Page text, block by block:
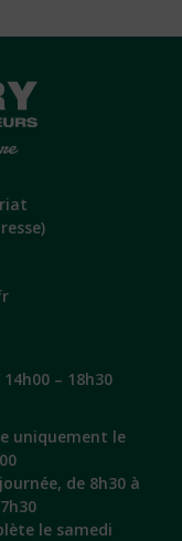
– 18h30
uniquement le
de 8h30 à
le samedi